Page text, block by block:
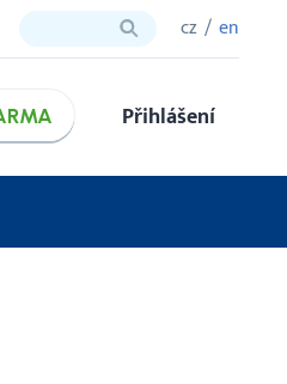
cz en
Přihlášení